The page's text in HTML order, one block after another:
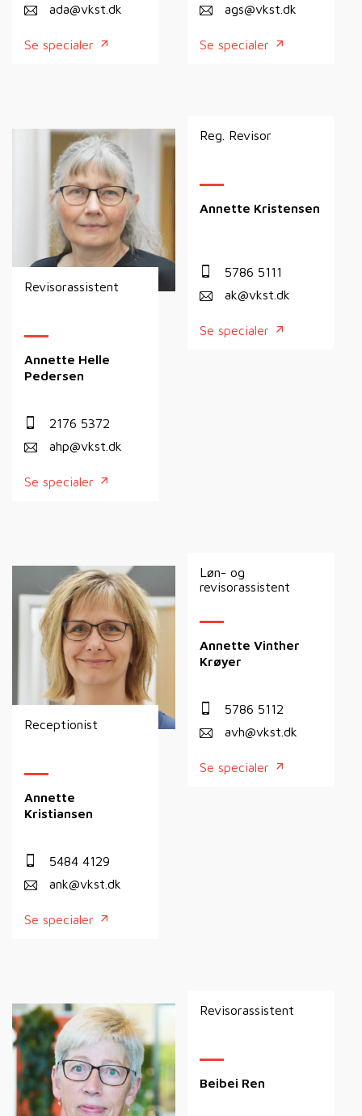
ada@vkst.dk
Se specialer
ags@vkst.dk
Se specialer
Revisorassistent
Annette Helle
Pedersen
2176 5372
ahp@vkst.dk
Se specialer
Reg. Revisor
Annette Kristensen
5786 5111
ak@vkst.dk
Se specialer
Receptionist
Annette
Kristiansen
5484 4129
ank@vkst.dk
Se specialer
Løn- og
revisorassistent
Annette Vinther
Krøyer
5786 5112
avh@vkst.dk
Se specialer
Revisorassistent
Beibei Ren